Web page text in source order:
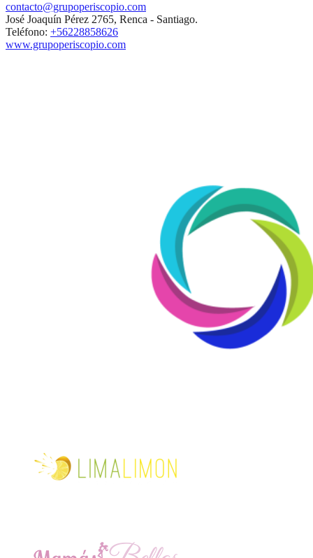
contacto@grupoperiscopio.com
José Joaquín Pérez 2765, Renca - Santiago.
Teléfono: +56228858626
www.grupoperiscopio.com